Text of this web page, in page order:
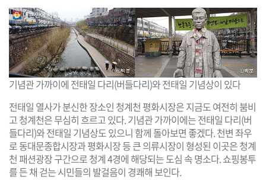
기념관 가까이에 전태일 다리(버들다리)와 전태일 기념상이 있다
전태일 열사가 분신한 장소인 청계천 평화시장은 지금도 여전히 붐비
고 청계천은 무심히 흐르고 있다. 기념관 가까이에는 전태일 다리(버
들다리)와 전태일 기념상도 있으니 함께 돌아보면 좋겠다. 천변 좌우
로 동대문종합시장과 평화시장 등 큰 의류시장이 형성된 이곳은 청계
천 패션광장 구간으로 청계 4경에 해당되는 도심 속 명소다. 쇼핑봉투
를 든 채 걷는 시민들의 발걸음이 경쾌해 보인다.